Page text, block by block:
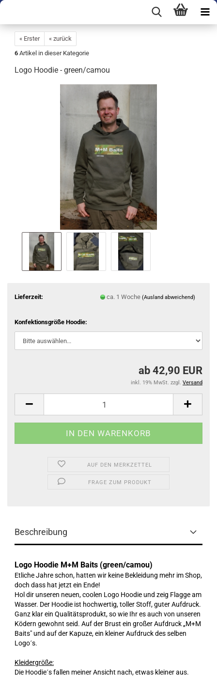
« Erster
« zurück
6 Artikel in dieser Kategorie
Logo Hoodie - green/camou
Lieferzeit: ca. 1 Woche (Ausland abweichend)
Konfektionsgröße Hoodie:
ab 42,90 EUR
inkl. 19% MwSt. zzgl. Versand
AUF DEN MERKZETTEL
FRAGE ZUM PRODUKT
Beschreibung
Logo Hoodie M+M Baits (green/camou)
Etliche Jahre schon, hatten wir keine Bekleidung mehr im Shop,
doch dass hat jetzt ein Ende!
Hol dir unseren neuen, coolen Logo Hoodie und zeig Flagge am
Wasser. Der Hoodie ist hochwertig, toller Stoff, guter Aufdruck.
Ganz klar ein Qualitätsprodukt, so wie Ihr es auch von unseren
Ködern gewohnt seid. Auf der Brust ein großer Aufdruck „M+M
Baits" und auf der Kapuze, ein kleiner Aufdruck des selben
Logo´s.
Kleidergröße:
Die Hoodie´s fallen meiner Ansicht nach, etwas kleiner aus.